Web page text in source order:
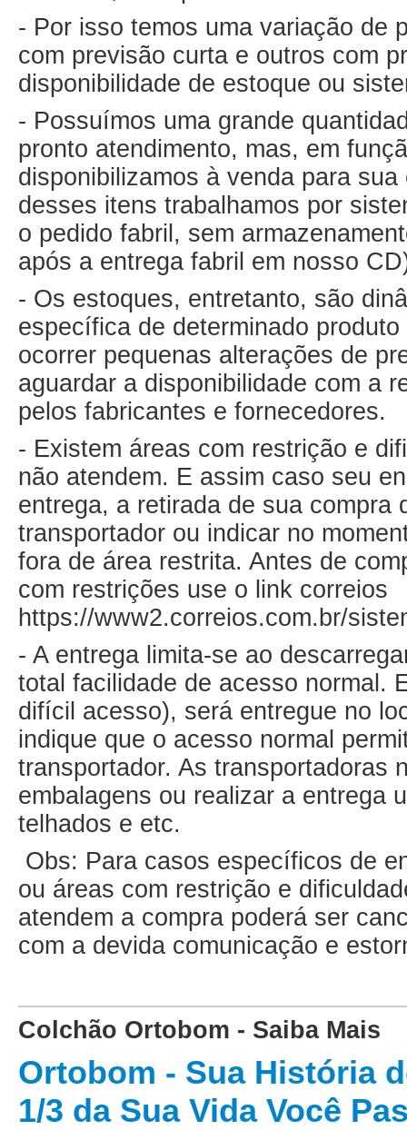
- Por isso temos uma variação de
com previsão curta e outros com
disponibilidade de estoque ou
- Possuímos uma grande
pronto atendimento, mas, em
disponibilizamos à venda para
desses itens trabalhamos por
o pedido fabril, sem
após a entrega fabril em nosso
- Os estoques, entretanto, são
específica de determinado
ocorrer pequenas alterações de
aguardar a disponibilidade com a
pelos fabricantes e fornecedores.
- Existem áreas com restrição e
não atendem. E assim caso seu
entrega, a retirada de sua compra
transportador ou indicar no
fora de área restrita. Antes de
com restrições use o link correios
https://www2.correios.com.br/
- A entrega limita-se ao
total facilidade de acesso normal.
difícil acesso), será entregue no
indique que o acesso normal
transportador. As transportadoras
embalagens ou realizar a entrega
telhados e etc.
Obs: Para casos específicos de
ou áreas com restrição e
atendem a compra poderá ser
com a devida comunicação e
Colchão Ortobom - Saiba Mais
Ortobom - Sua História
1/3 da Sua Vida Você